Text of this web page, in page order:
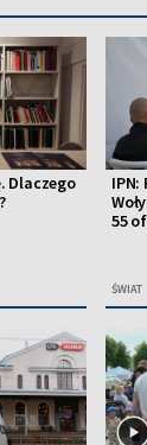
Dlaczego
IPN:
55
ŚWIAT